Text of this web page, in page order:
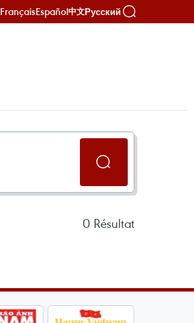
FrançaisEspañol中文Русский
0 Résultat